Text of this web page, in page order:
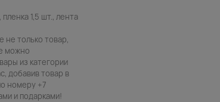
1,5 шт., лента
не только товар,
можно
из категории
добавив товар в
номеру +7
и подарками!